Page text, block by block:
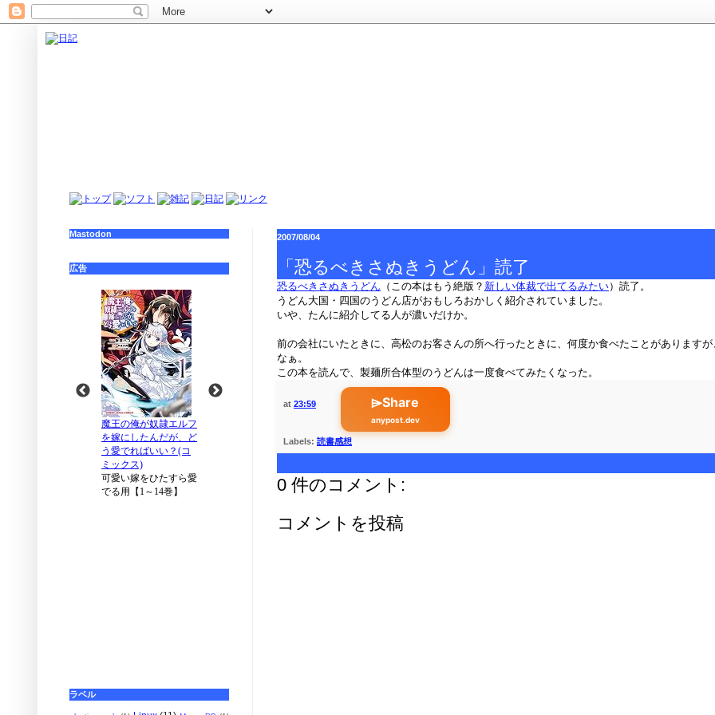
2007/08/04
「恐るべきさぬきうどん」読了
恐るべきさぬきうどん （この本はもう絶版？ 新しい体裁で出てるみたい）読了。
うどん大国・四国のうどん店がおもしろおかしく紹介されていました。
いや、たんに紹介してる人が濃いだけか。
前の会社にいたときに、高松のお客さんの所へ行ったときに、何度か食べたことがあります
なぁ。
この本を読んで、製麺所合体型のうどんは一度食べてみたくなった。
at 23:59 ⌲Share
anypost.dev
Labels: 読書感想
0 件のコメント:
コメントを投稿
Mastodon
広告
ラベル